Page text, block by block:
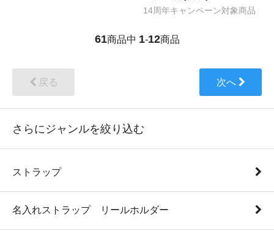
14周年キャンペーン対象商品
61商品中 1-12商品
戻る 次へ
さらにジャンルを絞り込む
ストラップ
名入れストラップ リールホルダー